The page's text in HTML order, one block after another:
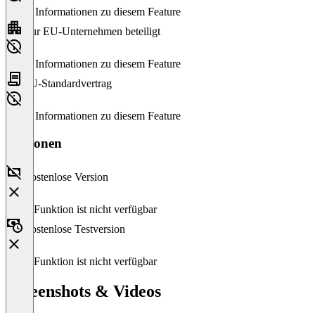
Keine Informationen zu diesem Feature
Nur EU-Unternehmen beteiligt
Keine Informationen zu diesem Feature
EU-Standardvertrag
Keine Informationen zu diesem Feature
Versionen
Kostenlose Version
Diese Funktion ist nicht verfügbar
Kostenlose Testversion
Diese Funktion ist nicht verfügbar
Screenshots & Videos